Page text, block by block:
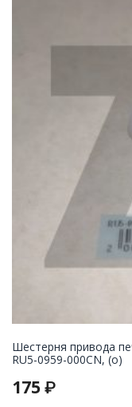
Шестерня привода
RU5-0959-000CN, (о)
175 ₽